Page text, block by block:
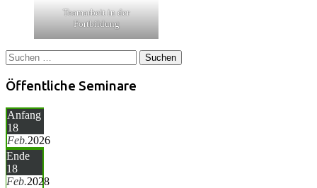
Teamarbeit in der
Fortbildung
Suchen
nach:
Öffentliche Seminare
Anfang
18
Feb.2026
Ende
18
Feb.2028